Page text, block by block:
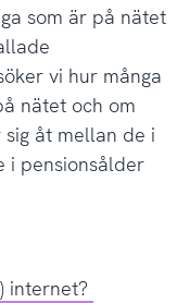
som är på nätet
vi hur många
nätet och om
åt mellan de i
i pensionsålder
internet?